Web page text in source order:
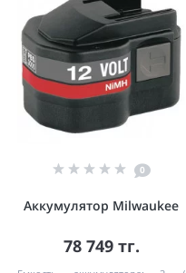
0
Аккумулятор Milwaukee
78 749 тг.